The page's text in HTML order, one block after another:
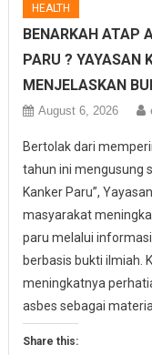
HEALTH
BENARKAH ATAP
PARU ? YAYASAN
MENJELASKAN
August 6, 2026
Bertolak dari
tahun ini mengusung
Kanker Paru”,
masyarakat
paru melalui
berbasis bukti ilmiah.
meningkatnya
asbes sebagai
Share this: